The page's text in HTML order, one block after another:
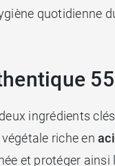
quotidienne
ingrédients
riche en
et protéger